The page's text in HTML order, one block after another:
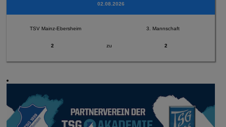
02.08.2026
TSV Mainz-Ebersheim 3. Mannschaft
2 zu 2